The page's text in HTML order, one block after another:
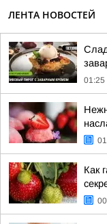
ЛЕНТА НОВОСТЕЙ
01:25
Как